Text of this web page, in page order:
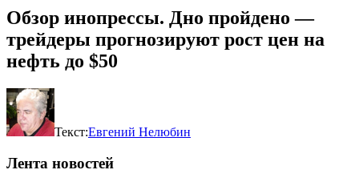
Обзор инопрессы. Дно пройдено —
трейдеры прогнозируют рост цен на
нефть до $50
Текст:Евгений Нелюбин
Лента новостей